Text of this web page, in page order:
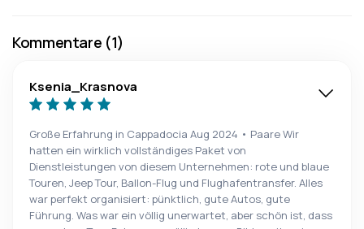
Kommentare (1)
Ksenia_Krasnova
Große Erfahrung in Cappadocia Aug 2024 • Paare Wir
hatten ein wirklich vollständiges Paket von
Dienstleistungen von diesem Unternehmen: rote und blaue
Touren, Jeep Tour, Ballon-Flug und Flughafentransfer. Alles
war perfekt organisiert: pünktlich, gute Autos, gute
Führung. Was war ein völlig unerwartet, aber schön ist, dass